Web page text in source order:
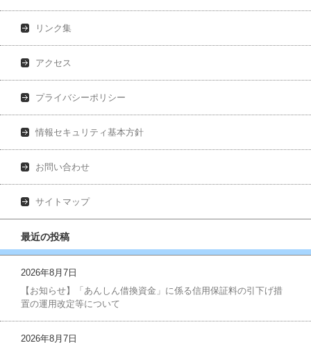
リンク集
アクセス
プライバシーポリシー
情報セキュリティ基本方針
お問い合わせ
サイトマップ
最近の投稿
2026年8月7日
【お知らせ】「あんしん借換資金」に係る信用保証料の引下げ措
置の運用改定等について
2026年8月7日